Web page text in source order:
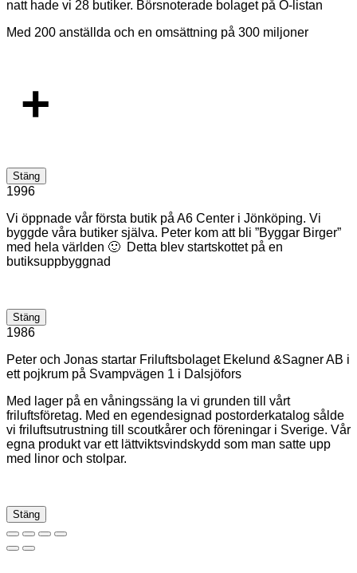
natt hade vi 28 butiker. Börsnoterade bolaget på O-listan
Med 200 anställda och en omsättning på 300 miljoner
+
Stäng
1996
Vi öppnade vår första butik på A6 Center i Jönköping. Vi
byggde våra butiker själva. Peter kom att bli ”Byggar Birger”
med hela världen 🙂 Detta blev startskottet på en
butiksuppbyggnad
Stäng
1986
Peter och Jonas startar Friluftsbolaget Ekelund &Sagner AB i
ett pojkrum på Svampvägen 1 i Dalsjöfors
Med lager på en våningssäng la vi grunden till vårt
friluftsföretag. Med en egendesignad postorderkatalog sålde
vi friluftsutrustning till scoutkårer och föreningar i Sverige. Vår
egna produkt var ett lättviktsvindskydd som man satte upp
med linor och stolpar.
Stäng